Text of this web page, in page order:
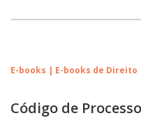
E-books | E-books de Direito
Código de